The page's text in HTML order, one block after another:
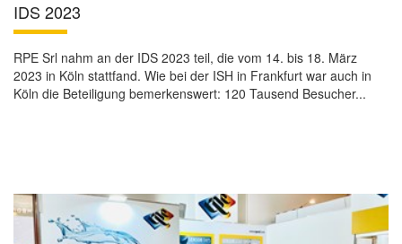
IDS 2023
RPE Srl nahm an der IDS 2023 teil, die vom 14. bis 18. März
2023 in Köln stattfand. Wie bei der ISH in Frankfurt war auch in
Köln die Beteiligung bemerkenswert: 120 Tausend Besucher...